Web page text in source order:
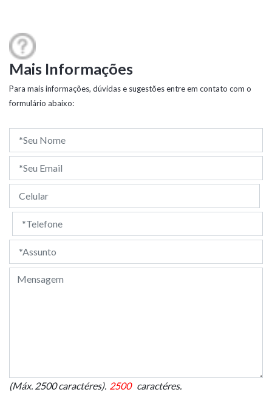
Mais Informações
Para mais informações, dúvidas e sugestões entre em contato com o
formulário abaixo:
(Máx. 2500 caractéres). caractéres.